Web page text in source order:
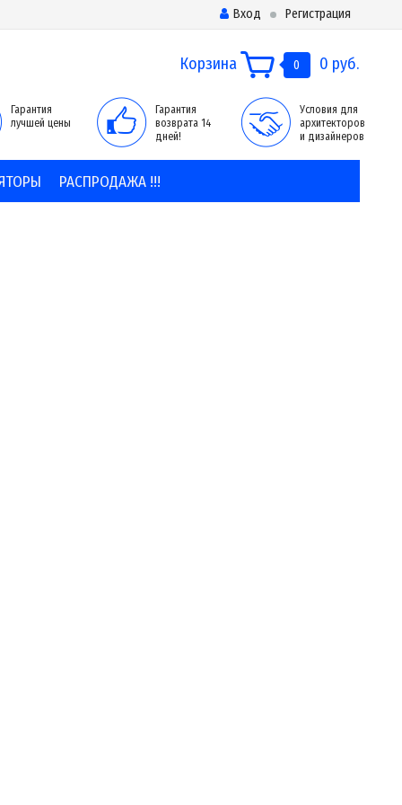
Вход Регистрация
Корзина 0 0 руб.
Гарантия
лучшей цены
Гарантия
возврата 14
дней!
Условия для
архитекторов
и дизайнеров
РАСПРОДАЖА !!!